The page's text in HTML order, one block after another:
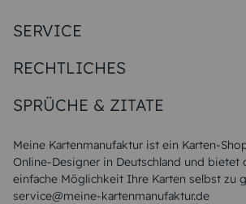
Meine Kartenmanufaktur ist ein Karten-
Online-Designer in Deutschland und bietet
einfache Möglichkeit Ihre Karten selbst zu
service@meine-kartenmanufaktur.de
SERVICE
Papiersorten
Unsere Produktion
Magazin
FAQ
RECHTLICHES
Widerrufsbelehrung
SPRÜCHE & ZITATE
Liebeskummer Sprüche
Sommer Sprüche
Muttertagssprüche
Sprüche zur Hochzeit